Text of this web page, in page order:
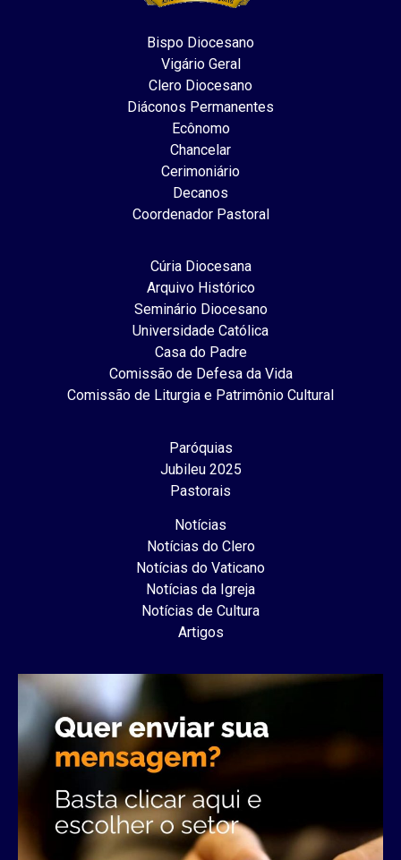
Bispo Diocesano
Vigário Geral
Clero Diocesano
Diáconos Permanentes
Ecônomo
Chancelar
Cerimoniário
Decanos
Coordenador Pastoral
Cúria Diocesana
Arquivo Histórico
Seminário Diocesano
Universidade Católica
Casa do Padre
Comissão de Defesa da Vida
Comissão de Liturgia e Patrimônio Cultural
Paróquias
Jubileu 2025
Pastorais
Notícias
Notícias do Clero
Notícias do Vaticano
Notícias da Igreja
Notícias de Cultura
Artigos